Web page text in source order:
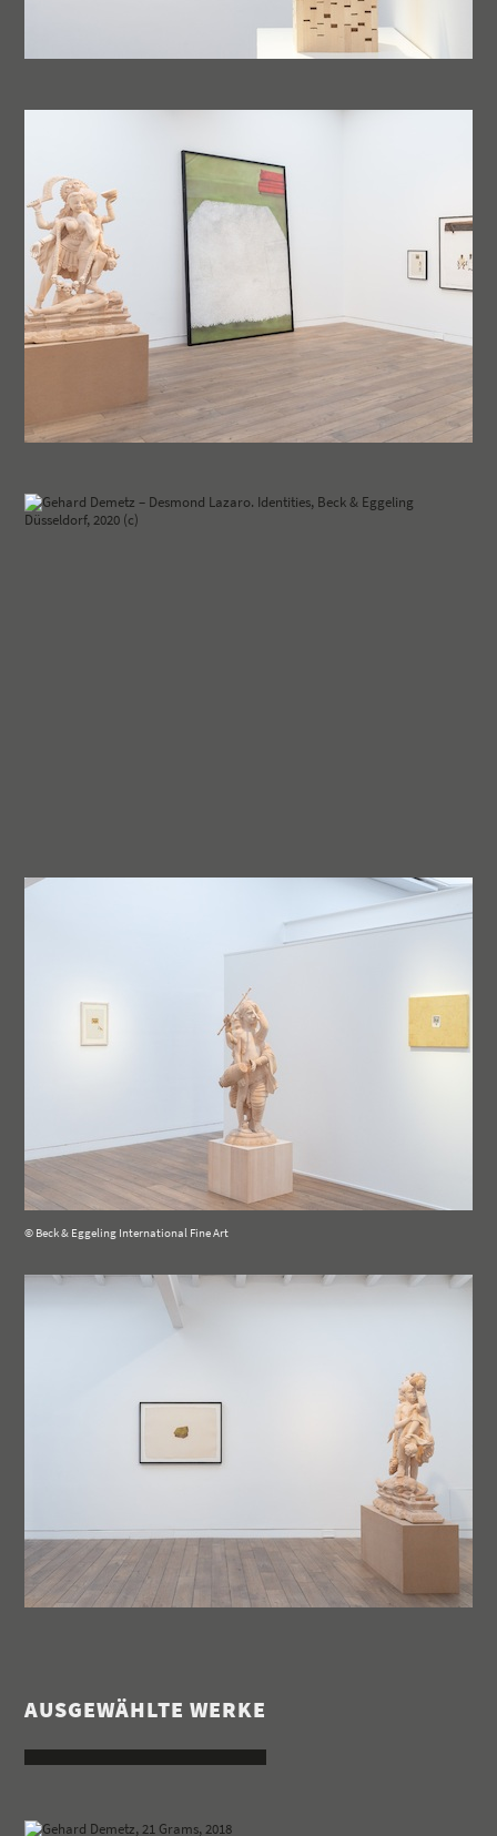
© Beck & Eggeling International Fine Art
AUSGEWÄHLTE WERKE